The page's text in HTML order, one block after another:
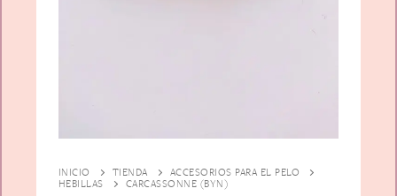
INICIO TIENDA
ACCESORIOS PARA EL PELO
HEBILLAS
CARCASSONNE (BYN)